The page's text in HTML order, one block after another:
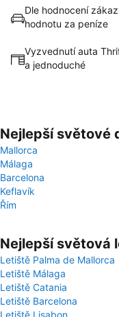
Dle hodnocení
hodnotu za peníze
Vyzvednutí auta
a jednoduché
Nejlepší světové
Mallorca
Málaga
Barcelona
Keflavík
Řím
Nejlepší světová
Letiště Palma de Mallorca
Letiště Málaga
Letiště Catania
Letiště Barcelona
Letiště Lisabon